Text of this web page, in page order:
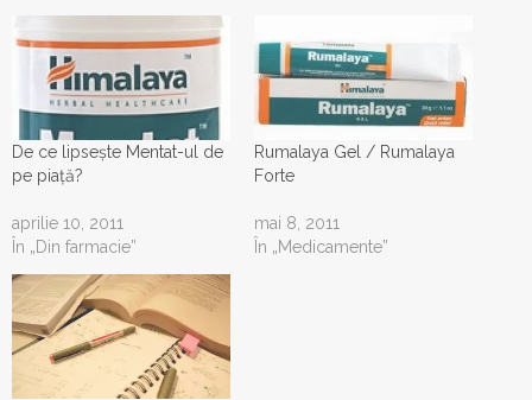
De ce lipsește Mentat-ul de
pe piață?
aprilie 10, 2011
În „Din farmacie”
Rumalaya Gel / Rumalaya
Forte
mai 8, 2011
În „Medicamente”